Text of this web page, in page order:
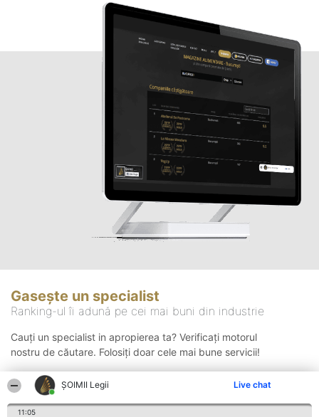
ȘOIMII Legii Live chat
11:05
Gasește un specialist
Ranking-ul îi adună pe cei mai buni din industrie
Cauți un specialist in apropierea ta? Verificați motorul
nostru de căutare. Folosiți doar cele mai bune servicii!